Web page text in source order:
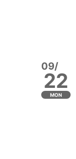
09/
22
MON